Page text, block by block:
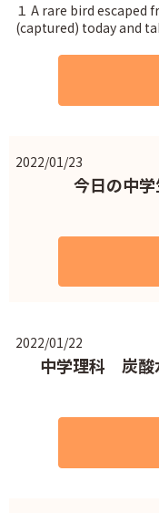
１ A rare bird escaped
(captured) today and
2022/01/23
今日の中
2022/01/22
中学理科 炭酸